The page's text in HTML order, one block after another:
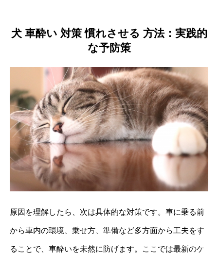
犬 車酔い 対策 慣れさせる 方法：実践的
な予防策
原因を理解したら、次は具体的な対策です。車に乗る前
から車内の環境、乗せ方、準備など多方面から工夫をす
ることで、車酔いを未然に防げます。ここでは最新のケ